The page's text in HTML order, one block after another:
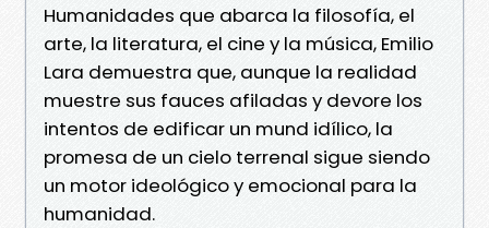
Humanidades que abarca la filosofía, el
arte, la literatura, el cine y la música, Emilio
Lara demuestra que, aunque la realidad
muestre sus fauces afiladas y devore los
intentos de edificar un mund idílico, la
promesa de un cielo terrenal sigue siendo
un motor ideológico y emocional para la
humanidad.